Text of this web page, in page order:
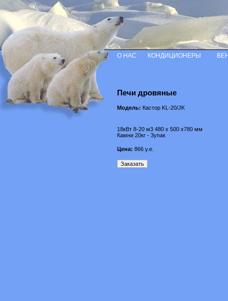
Печи дровяные
Модель: Кастор KL-20/JK
18кВт 8-20 м3 480 х 500 х780 мм
Камни 20кг - 3упак
Цена: 866 у.е.
О НАС КОНДИЦИОНЕРЫ